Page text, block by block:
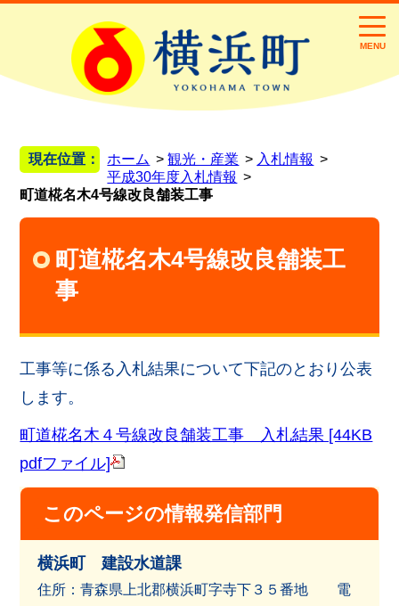
MENU
現在位置： ホーム 観光・産業
入札情報
平成30年度入札情報
町道椛名木4号線改良舗装工事
町道椛名木4号線改良舗装工
事
工事等に係る入札結果について下記のとおり公表
します。
町道椛名木４号線改良舗装工事 入札結果 [44KB
pdfファイル]
このページの情報発信部門
横浜町 建設水道課
住所：青森県上北郡横浜町字寺下３５番地 電